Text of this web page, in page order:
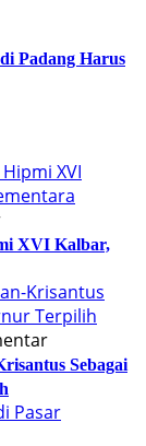
Padang Harus
XVI Kalbar,
Sebagai